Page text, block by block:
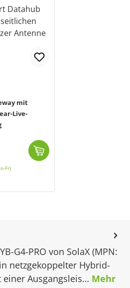
mit
Live-
Fr)
G4-PRO von SolaX (MPN:
netzgekoppelter Hybrid-
Ausgangsleis… Mehr